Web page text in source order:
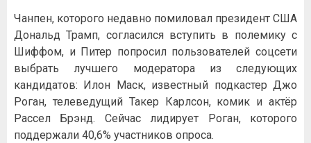
Чанпен, которого недавно помиловал президент США
Дональд Трамп, согласился вступить в полемику с
Шиффом, и Питер попросил пользователей соцсети
выбрать лучшего модератора из следующих
кандидатов: Илон Маск, известный подкастер Джо
Роган, телеведущий Такер Карлсон, комик и актёр
Рассел Брэнд. Сейчас лидирует Роган, которого
поддержали 40,6% участников опроса.